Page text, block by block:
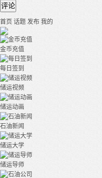
评论
首页 话题 发布 我的
金币充值
每日签到
储运视频
储运动画
石油新闻
储运大学
储运导师